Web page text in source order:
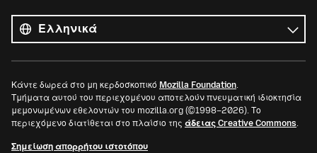
οι
γλώσσες
Γλώσσα
Κάντε δωρεά στο μη κερδοσκοπικό Mozilla Foundation.
Τμήματα αυτού του περιεχομένου αποτελούν πνευματική ιδιοκτησία
μεμονωμένων εθελοντών του mozilla.org (©1998–2026). Το
περιεχόμενο διατίθεται στο πλαίσιο της άδειας Creative Commons.
Σημείωση απορρήτου ιστοτόπου